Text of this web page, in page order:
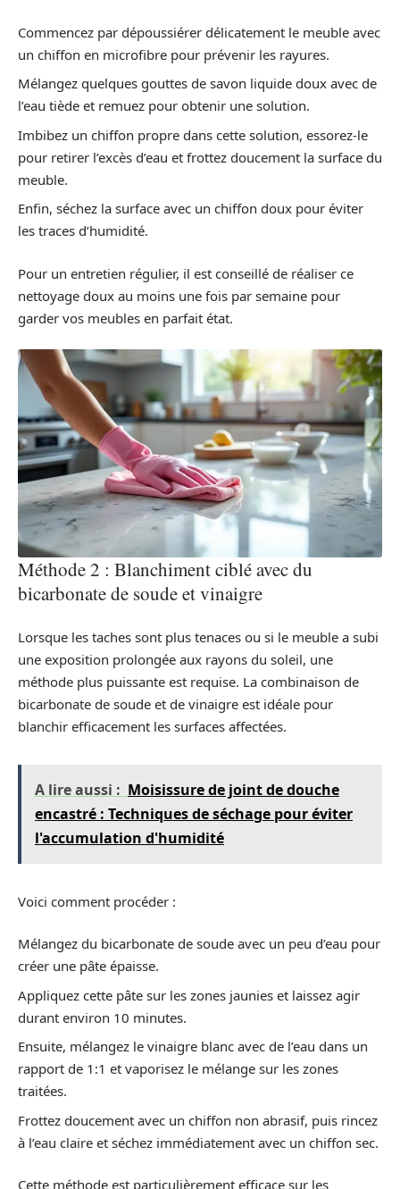
Commencez par dépoussiérer délicatement le meuble avec
un chiffon en microfibre pour prévenir les rayures.
Mélangez quelques gouttes de savon liquide doux avec de
l’eau tiède et remuez pour obtenir une solution.
Imbibez un chiffon propre dans cette solution, essorez-le
pour retirer l’excès d’eau et frottez doucement la surface du
meuble.
Enfin, séchez la surface avec un chiffon doux pour éviter
les traces d’humidité.
Pour un entretien régulier, il est conseillé de réaliser ce
nettoyage doux au moins une fois par semaine pour
garder vos meubles en parfait état.
Méthode 2 : Blanchiment ciblé avec du
bicarbonate de soude et vinaigre
Lorsque les taches sont plus tenaces ou si le meuble a subi
une exposition prolongée aux rayons du soleil, une
méthode plus puissante est requise. La combinaison de
bicarbonate de soude et de vinaigre est idéale pour
blanchir efficacement les surfaces affectées.
A lire aussi : Moisissure de joint de douche
encastré : Techniques de séchage pour éviter
l'accumulation d'humidité
Voici comment procéder :
Mélangez du bicarbonate de soude avec un peu d’eau pour
créer une pâte épaisse.
Appliquez cette pâte sur les zones jaunies et laissez agir
durant environ 10 minutes.
Ensuite, mélangez le vinaigre blanc avec de l’eau dans un
rapport de 1:1 et vaporisez le mélange sur les zones
traitées.
Frottez doucement avec un chiffon non abrasif, puis rincez
à l’eau claire et séchez immédiatement avec un chiffon sec.
Cette méthode est particulièrement efficace sur les